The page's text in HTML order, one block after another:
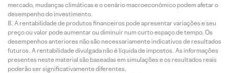
mercado, mudanças climáticas e o cenário macroeconômico podem afetar o
desempenho do investimento.
A rentabilidade de produtos financeiros pode apresentar variações e seu
preço ou valor pode aumentar ou diminuir num curto espaço de tempo. Os
desempenhos anteriores não são necessariamente indicativos de resultados
futuros. A rentabilidade divulgada não é líquida de impostos. As informações
presentes neste material são baseadas em simulações e os resultados reais
poderão ser significativamente diferentes.